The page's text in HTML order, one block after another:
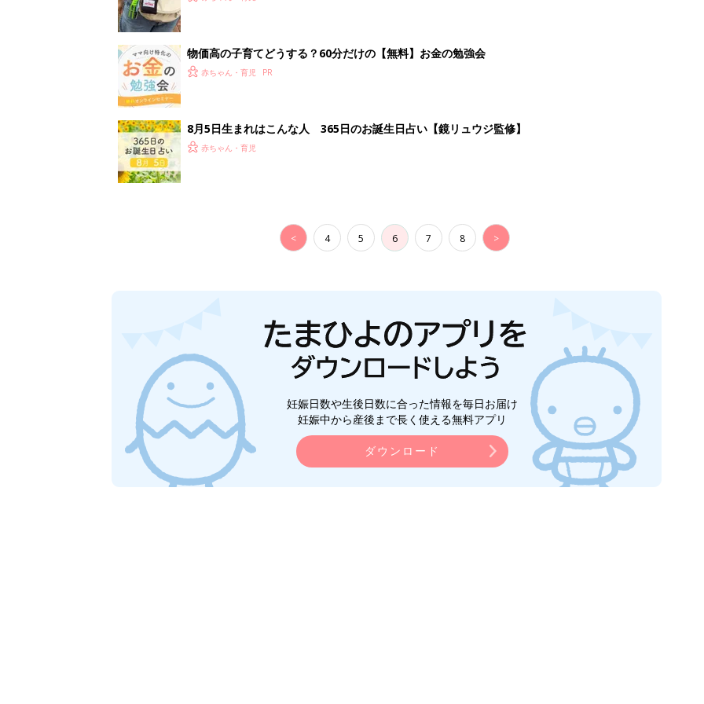
物価高の子育てどうする？60分だけの【無料】お金の勉強会
赤ちゃん・育児
8月5日生まれはこんな人 365日のお誕生日占い【鏡リュウジ監修】
赤ちゃん・育児
< 4 5 6 7 8 >
妊娠日数や生後日数に合った情報を毎日お届け
妊娠中から産後まで長く使える無料アプリ
ダウンロード